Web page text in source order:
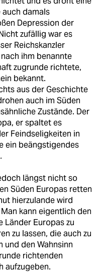
auch damals
Depression der
zufällig war es
Reichskanzler
ihm benannte
zugrunde richtete,
bekannt.
aus der Geschichte
auch im Süden
Zustände. Der
er spaltet es
Feindseligkeiten in
ein beängstigendes
längst nicht so
Süden Europas retten
hierzulande wird
kann eigentlich den
Länder Europas zu
zu lassen, die auch zu
und den Wahnsinn
richtenden
aufzugeben.